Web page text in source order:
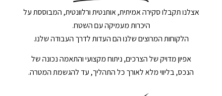
אצלנו תקבלו סקירה אמיתית, אותנטית ורלוונטית, המבוססת על
היכרות מעמיקה עם השטח.
הלקוחות המרוצים שלנו הם העדות לדרך העבודה שלנו.
אפיון מדויק של הצרכים, ניתוח מקצועי והתאמה נכונה של
הנכס, בליווי מלא לאורך כל התהליך, עד להגשמת המטרה.